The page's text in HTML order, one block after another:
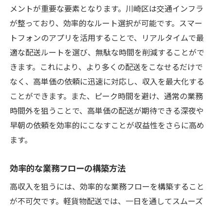
メントが重要な要素となります。川崎区は交通インフラ
が整っており、効率的なルート選択が可能です。スマー
トフォンのアプリを活用することで、リアルタイムで最
適な配送ルートを選び、無駄な時間を削減することがで
きます。これにより、より多くの配送をこなせるだけで
なく、高単価の依頼に迅速に対応し、収入を最大化する
ことができます。また、ピーク時間を避け、通常の業務
時間外を狙うことで、高単価の配送が期待できる深夜や
早朝の依頼を効率的にこなすことが収益性をさらに高め
ます。
効率的な業務フローの構築方法
高収入を狙うには、効率的な業務フローを構築すること
が不可欠です。軽貨物配送では、一日を通してスムーズ